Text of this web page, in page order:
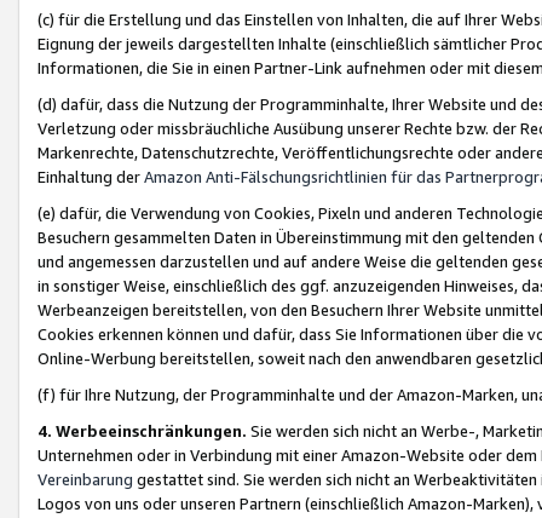
(c) für die Erstellung und das Einstellen von Inhalten, die auf Ihrer
Eignung der jeweils dargestellten Inhalte (einschließlich sämtlicher
Informationen, die Sie in einen Partner-Link aufnehmen oder mit
(d) dafür, dass die Nutzung der Programminhalte, Ihrer Website und
Verletzung oder missbräuchliche Ausübung unserer Rechte bzw. der
Markenrechte, Datenschutzrechte, Veröffentlichungsrechte oder
Einhaltung derAmazon Anti-Fälschungsrichtlinien für das
(e) dafür, die Verwendung von Cookies, Pixeln und anderen
Besuchern gesammelten Daten in Übereinstimmung mit den
und angemessen darzustellen und auf andere Weise die geltenden
in sonstiger Weise, einschließlich des ggf. anzuzeigenden Hinweises,
Werbeanzeigen bereitstellen, von den Besuchern Ihrer Website
Cookies erkennen können und dafür, dass Sie Informationen über die
Online-Werbung bereitstellen, soweit nach den anwendbaren
(f) für Ihre Nutzung, der Programminhalte und der Amazon-Marken,
4. Werbeeinschränkungen. Sie werden sich nicht an Werbe-,
Unternehmen oder in Verbindung mit einer Amazon-Website oder
Vereinbarung gestattet sind. Sie werden sich nicht an
Logos von uns oder unseren Partnern (einschließlich Amazon-